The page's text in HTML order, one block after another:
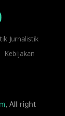
Jurnalistik
Kebijakan
, All right